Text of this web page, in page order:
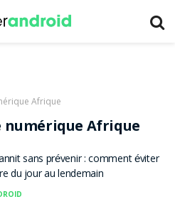
Afrique
numérique Afrique
sans prévenir : comment éviter
du jour au lendemain